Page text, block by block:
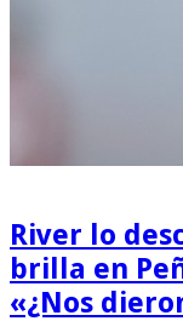
River lo
brilla en
«¿Nos